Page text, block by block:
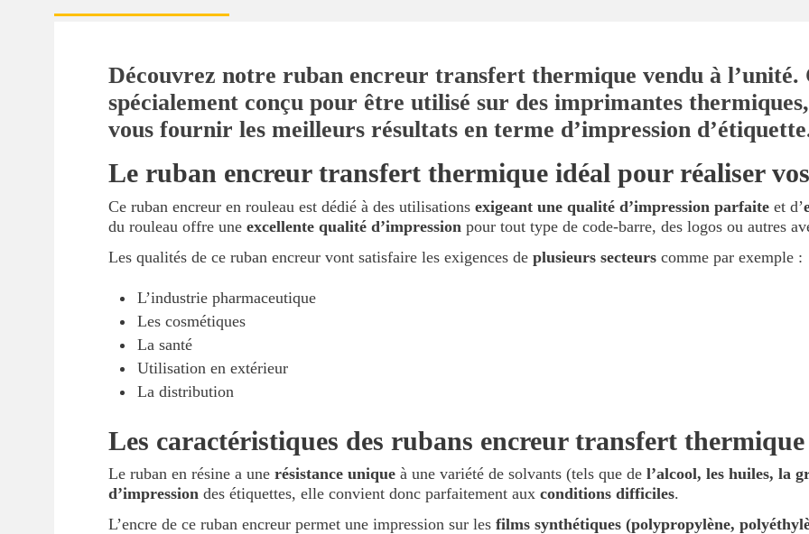
Découvrez notre ruban encreur transfert thermique vendu à l’unité.
spécialement conçu pour être utilisé sur des imprimantes
vous fournir les meilleurs résultats en terme d’impression
Le ruban encreur transfert thermique idéal pour réaliser
Ce ruban encreur en rouleau est dédié à des utilisations exigeant une qualité d’impression parfaite et d’
du rouleau offre une excellente qualité d’impression pour tout type de code-barre, des logos ou autres
Les qualités de ce ruban encreur vont satisfaire les exigences de plusieurs secteurs comme par exemple :
L’industrie pharmaceutique
Les cosmétiques
La santé
Utilisation en extérieur
La distribution
Les caractéristiques des rubans encreur transfert thermique
Le ruban en résine a une résistance unique à une variété de solvants (tels que de l’alcool, les huiles, la
d’impression des étiquettes, elle convient donc parfaitement aux conditions difficiles.
L’encre de ce ruban encreur permet une impression sur les films synthétiques (polypropylène,